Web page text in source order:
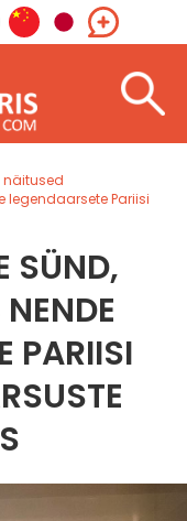
Pariisi
SÜND,
PARIISI